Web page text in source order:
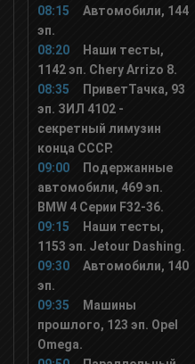
Дважды два канал (2x2)
Nickelodeon
Nick Jr
Ералаш
СоюзМультфильм
08:15
Автомобили, 144
эп.
08:20
Наши тесты,
1142 эп. Chery Arrizo 8.
08:35
ПриветТачка, 93
эп. ЗИЛ 4102 -
секретный лимузин
конца СССР.
09:00
Подержанные
автомобили, 469 эп.
BMW 4 Серии F32-36.
09:15
Наши тесты,
1153 эп. Jetour Dashing.
09:30
Автомобили, 140
эп.
09:35
Машины
прошлого, 123 эп. Opel
Omega.